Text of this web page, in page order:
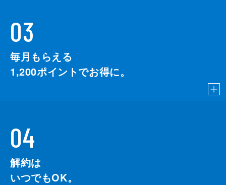
03
毎月もらえる
1,200ポイントでお得に。
04
解約は
いつでもOK。